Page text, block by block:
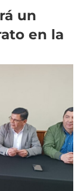
un
en la